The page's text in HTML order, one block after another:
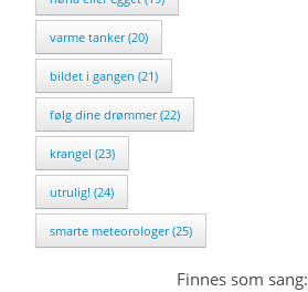
varme tanker (20)
bildet i gangen (21)
følg dine drømmer (22)
krangel (23)
utrulig! (24)
smarte meteorologer (25)
Finnes som sang: